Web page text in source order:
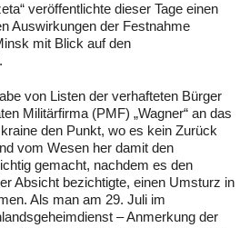
veröffentlichte dieser Tage einen
Auswirkungen der Festnahme
mit Blick auf den
von Listen der verhafteten Bürger
Militärfirma (PMF) „Wagner“ an das
den Punkt, wo es kein Zurück
vom Wesen her damit den
gemacht, nachdem es den
Absicht bezichtigte, einen Umsturz in
Als man am 29. Juli im
– Anmerkung der